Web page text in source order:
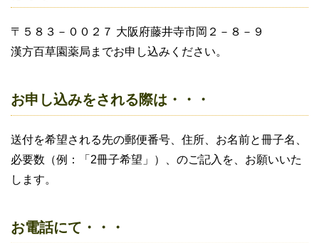
〒５８３－００２７ 大阪府藤井寺市岡２－８－９
漢方百草園薬局までお申し込みください。
お申し込みをされる際は・・・
送付を希望される先の郵便番号、住所、お名前と冊子名、
必要数（例：「2冊子希望」）、のご記入を、お願いいた
します。
お電話にて・・・